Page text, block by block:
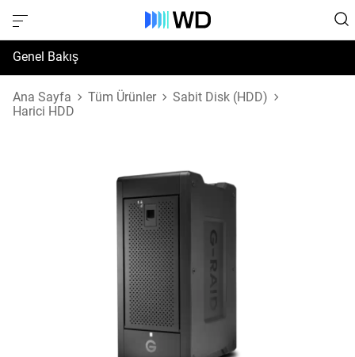
Genel Bakış
Özellikler
Ana Sayfa Tüm Ürünler
Sabit Disk (HDD)
Harici HDD